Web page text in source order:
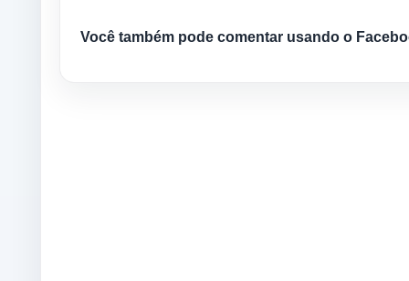
Você também pode comentar usando o